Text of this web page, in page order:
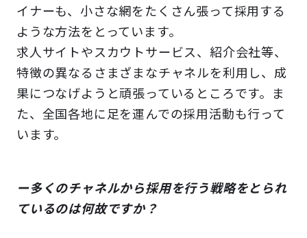
イナーも、小さな網をたくさん張って採用する
ような方法をとっています。
求人サイトやスカウトサービス、紹介会社等、
特徴の異なるさまざまなチャネルを利用し、成
果につなげようと頑張っているところです。ま
た、全国各地に足を運んでの採用活動も行って
います。
ー多くのチャネルから採用を行う戦略をとられ
ているのは何故ですか？